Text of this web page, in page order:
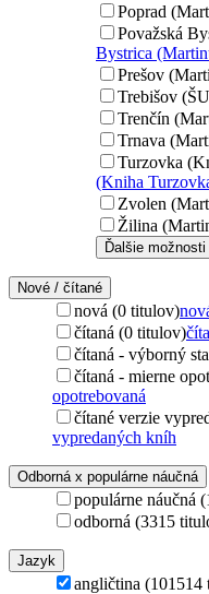
Poprad
Považská
Bystrica
Prešov
Trebišov
Trenčín
Trnava
Turzovka
(Kniha
Zvolen
Žilina
Ďalšie možnosti
Nové / čítané
nová (0 titulov)
čítaná (0 titulov)
čítaná - výborný
čítaná - mierne
opotrebovaná
čítané verzie
vypredaných kníh
Odborná x populárne náučná
populárne náučná
odborná (3315
Jazyk
angličtina (101514